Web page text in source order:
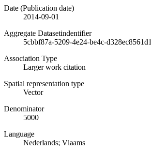
Date (Publication date)
2014-09-01
Aggregate Datasetindentifier
5cbbf87a-5209-4e24-be4c-d328ec8561d1
Association Type
Larger work citation
Spatial representation type
Vector
Denominator
5000
Language
Nederlands; Vlaams